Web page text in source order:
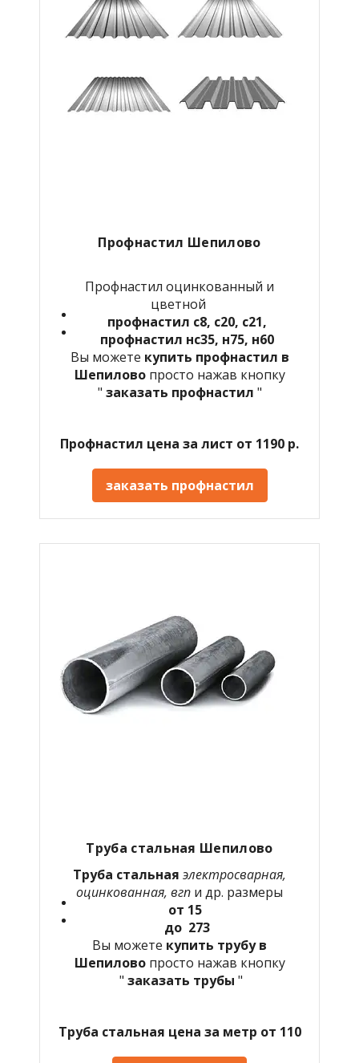
Профнастил Шепилово
Профнастил оцинкованный и
цветной
профнастил с8, с20, с21,
профнастил нс35, н75, н60
Вы можете купить профнастил в
Шепилово просто нажав кнопку
" заказать профнастил "
Профнастил цена за лист от 1190 р.
заказать профнастил
Труба стальная Шепилово
Труба стальная электросварная,
оцинкованная, вгп и др. размеры
от 15
до 273
Вы можете купить трубу в
Шепилово просто нажав кнопку
" заказать трубы "
Труба стальная цена за метр от 110